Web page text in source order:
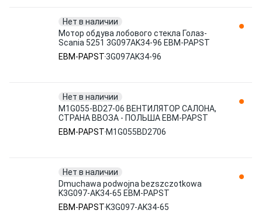
Нет в наличии
Мотор обдува лобового стекла Голаз-
Scania 5251 3G097AK34-96 EBM-PAPST
EBM-PAPST3G097AK34-96
Нет в наличии
M1G055-BD27-06 ВЕНТИЛЯТОР САЛОНА,
СТРАНА ВВОЗА - ПОЛЬША EBM-PAPST
EBM-PAPST M1G055BD2706
Нет в наличии
Dmuchawa podwojna bezszczotkowa
K3G097-AK34-65 EBM-PAPST
EBM-PAPST K3G097-AK34-65